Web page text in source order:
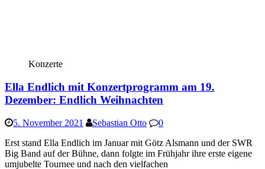
Konzerte
Ella Endlich mit Konzertprogramm am 19.
Dezember: Endlich Weihnachten
5. November 2021 Sebastian Otto
0
Erst stand Ella Endlich im Januar mit Götz Alsmann und der SWR
Big Band auf der Bühne, dann folgte im Frühjahr ihre erste eigene
umjubelte Tournee und nach den vielfachen